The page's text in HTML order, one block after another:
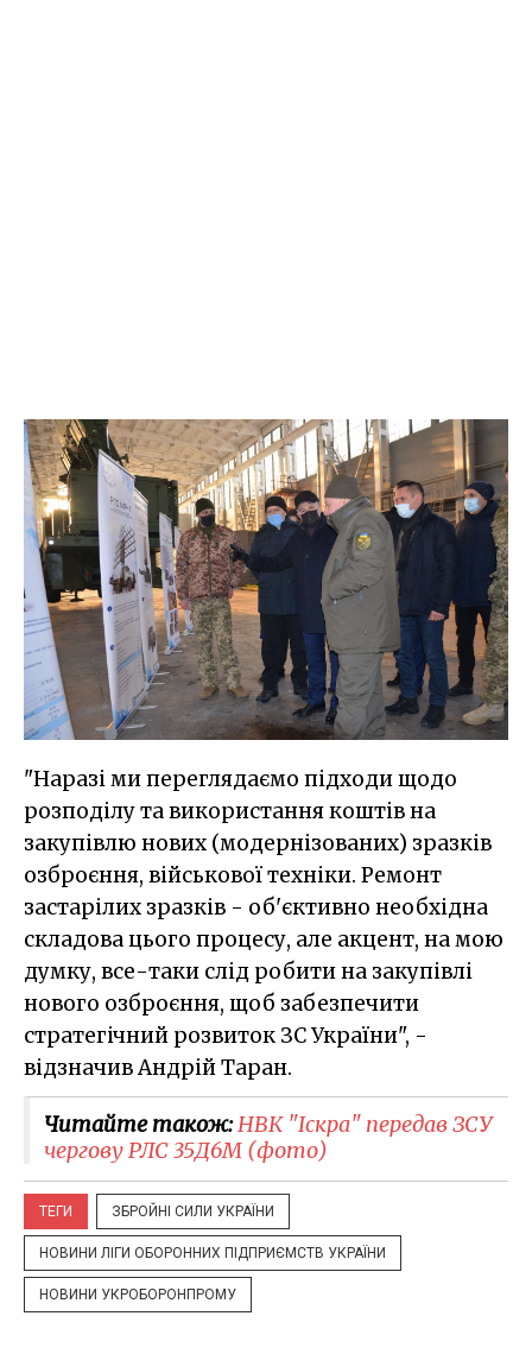
"Наразі ми переглядаємо підходи щодо
розподілу та використання коштів на
закупівлю нових (модернізованих) зразків
озброєння, військової техніки. Ремонт
застарілих зразків - об'єктивно необхідна
складова цього процесу, але акцент, на мою
думку, все-таки слід робити на закупівлі
нового озброєння, щоб забезпечити
стратегічний розвиток ЗС України", -
відзначив Андрій Таран.
Читайте також:НВК "Іскра" передав ЗСУ
чергову РЛС 35Д6М (фото)
ТЕГИ ЗБРОЙНІ СИЛИ УКРАЇНИ
НОВИНИ ЛІГИ ОБОРОННИХ ПІДПРИЄМСТВ УКРАЇНИ
НОВИНИ УКРОБОРОНПРОМУ